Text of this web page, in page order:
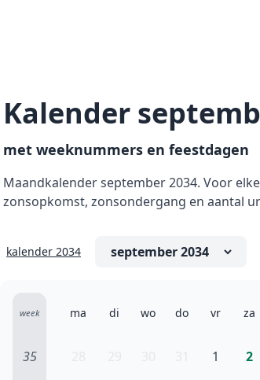
Kalender
met weeknummers en feestdagen
Maandkalender september 2034. Voor
zonsopkomst, zonsondergang en aantal
kalender 2034
week ma di wo do vr za
35 1 2